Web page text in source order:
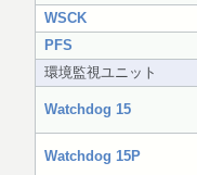
WSCK
PFS
環境監視ユニット
Watchdog 15
Watchdog 15P